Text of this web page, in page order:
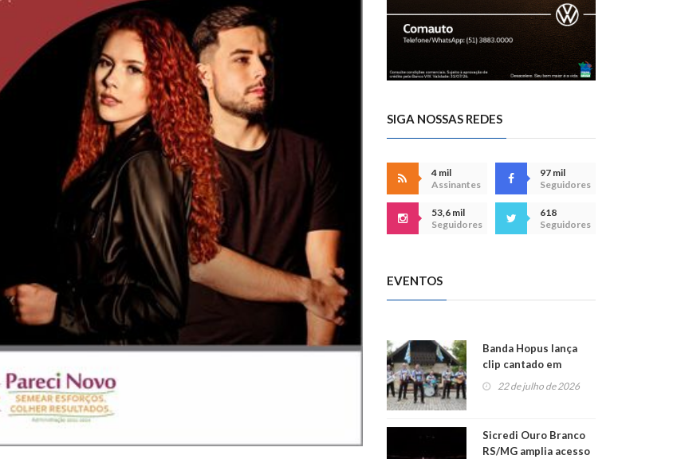
SIGA NOSSAS REDES
4 mil
Assinantes
97 mil
Seguidores
53,6 mil
Seguidores
618
Seguidores
EVENTOS
Banda Hopus lança
clip cantado em
alemão e inglês
22 de julho de 2026
Sicredi Ouro Branco
RS/MG amplia acesso